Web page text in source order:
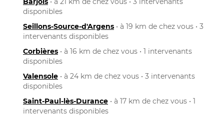
disponibles
Seillons-Source-d'Argens • à 19 km de chez vous • 3
intervenants disponibles
Corbières • à 16 km de chez vous • 1 intervenants
disponibles
Valensole • à 24 km de chez vous • 3 intervenants
disponibles
Saint-Paul-lès-Durance • à 17 km de chez vous • 1
intervenants disponibles